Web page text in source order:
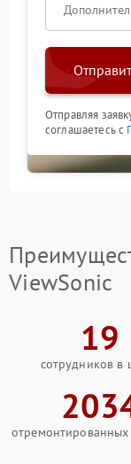
Отправляя
соглашаетесь с
ViewSonic
19
сотрудников в
отремонтированных